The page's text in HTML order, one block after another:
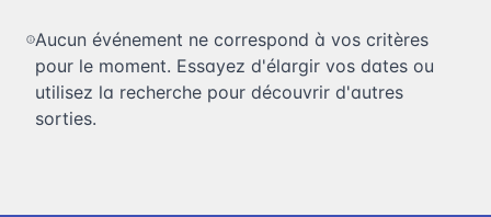
Aucun événement ne correspond à vos critères
pour le moment. Essayez d'élargir vos dates ou
utilisez la recherche pour découvrir d'autres
sorties.